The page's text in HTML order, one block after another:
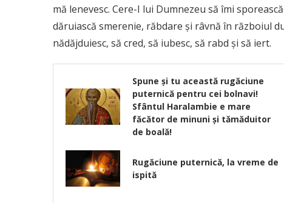
mă lenevesc. Cere-I lui Dumnezeu să îmi
dăruiască smerenie, răbdare şi râvnă în războiul
nădăjduiesc, să cred, să iubesc, să rabd şi să iert.
Spune și tu această rugăciune
puternică pentru cei bolnavi!
Sfântul Haralambie e mare
făcător de minuni și tămăduitor
de boală!
Rugăciune puternică, la vreme de
ispită